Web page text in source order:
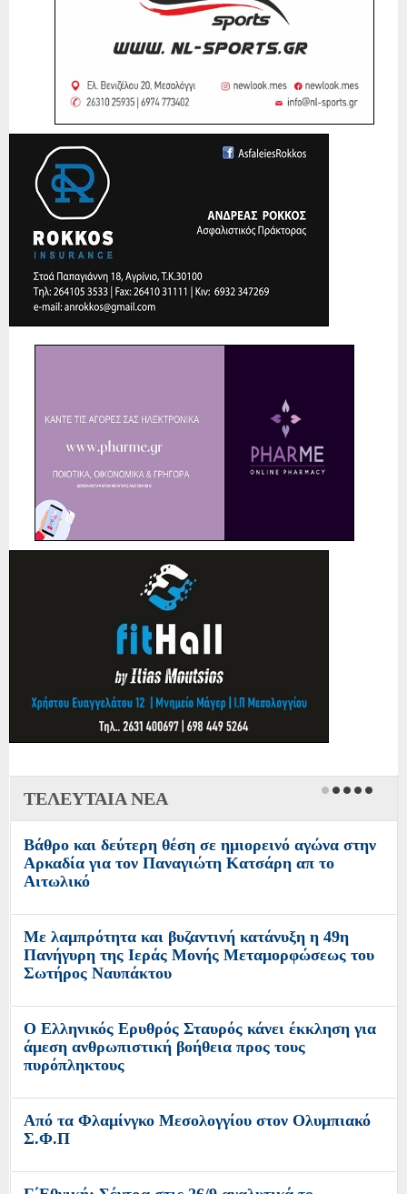
ΤΕΛΕΥΤΑΙΑ ΝΕΑ
Βάθρο και δεύτερη θέση σε ημιορεινό αγώνα στην
Αρκαδία για τον Παναγιώτη Κατσάρη απ το
Αιτωλικό
Με λαμπρότητα και βυζαντινή κατάνυξη η 49η
Πανήγυρη της Ιεράς Μονής Μεταμορφώσεως του
Σωτήρος Ναυπάκτου
Ο Ελληνικός Ερυθρός Σταυρός κάνει έκκληση για
άμεση ανθρωπιστική βοήθεια προς τους
πυρόπληκτους
Από τα Φλαμίνγκο Μεσολογγίου στον Ολυμπιακό
Σ.Φ.Π